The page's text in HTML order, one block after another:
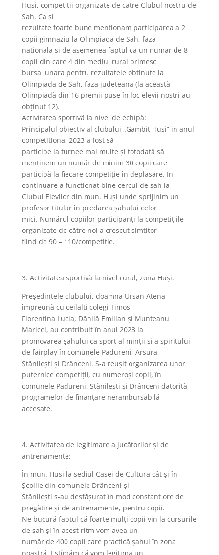
Husi, competitii organizate de catre Clubul nostru de
Sah. Ca si
rezultate foarte bune mentionam participarea a 2
copii gimnaziu la Olimpiada de Sah, faza
nationala si de asemenea faptul ca un numar de 8
copii din care 4 din mediul rural primesc
bursa lunara pentru rezultatele obtinute la
Olimpiada de Sah, faza judeteana (la această
Olimpiadă din 16 premii puse în loc elevii noștri au
obținut 12).
Activitatea sportivă la nivel de echipă:
Principalul obiectiv al clubului „Gambit Husi” in anul
competitional 2023 a fost să
participe la turnee mai multe și totodată să
menținem un număr de minim 30 copii care
participă la fiecare competiție în deplasare. In
continuare a functionat bine cercul de șah la
Clubul Elevilor din mun. Huși unde sprijinim un
profesor titular în predarea șahului celor
mici. Numărul copiilor participanți la competițiile
organizate de către noi a crescut simtitor
fiind de 90 – 110/competiție.
3. Activitatea sportivă la nivel rural, zona Huşi:
Preşedintele clubului, doamna Ursan Atena
împreună cu ceilalti colegi Timos
Florentina Lucia, Dănilă Emilian și Munteanu
Maricel, au contribuit în anul 2023 la
promovarea şahului ca sport al minții şi a spiritului
de fairplay în comunele Padureni, Arsura,
Stănilești și Drânceni. S-a reușit organizarea unor
puternice competiții, cu numeroși copii, în
comunele Padureni, Stănilești și Drânceni datorită
programelor de finanțare nerambursabilă
accesate.
4. Activitatea de legitimare a jucătorilor şi de
antrenamente:
În mun. Husi la sediul Casei de Cultura cât și în
Școlile din comunele Drânceni și
Stănilești s-au desfăşurat în mod constant ore de
pregătire şi de antrenamente, pentru copii.
Ne bucură faptul că foarte mulți copii vin la cursurile
de șah și în acest ritm vom avea un
număr de 400 copii care practică șahul în zona
noastră. Estimăm că vom legitima un